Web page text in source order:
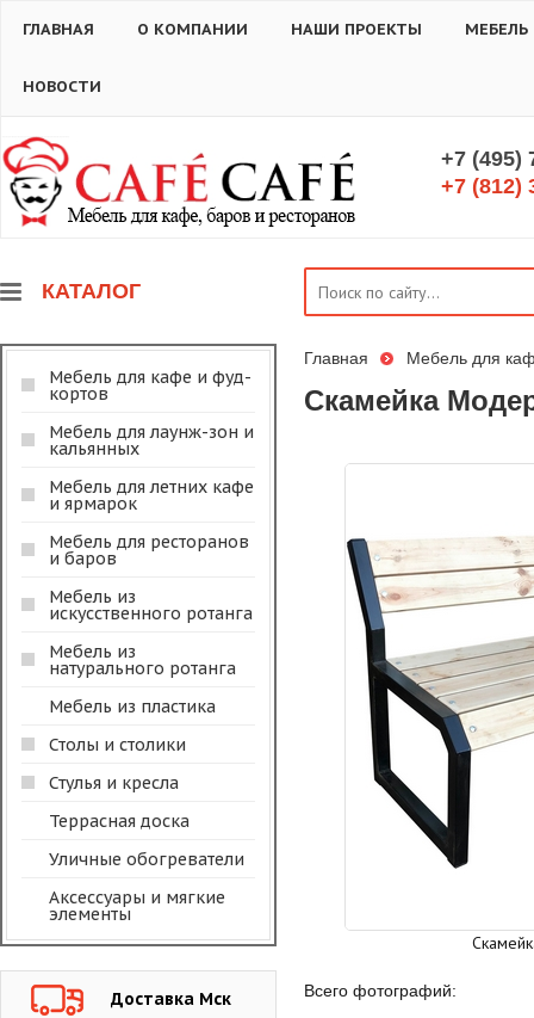
ГЛАВНАЯ О КОМПАНИИ НАШИ ПРОЕКТЫ
НОВОСТИ
+7 (495)
+7 (812)
КАТАЛОГ
Мебель для кафе и фуд-
кортов
Мебель для лаунж-зон и
кальянных
Мебель для летних кафе
и ярмарок
Мебель для ресторанов
и баров
Мебель из
искусственного ротанга
Мебель из
натурального ротанга
Мебель из пластика
Столы и столики
Стулья и кресла
Террасная доска
Уличные обогреватели
Аксессуары и мягкие
элементы
Доставка Мск
Главная Мебель для
Скамейка
Всего фотографий: